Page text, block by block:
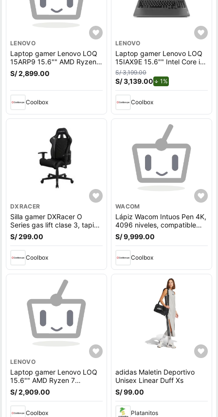
LENOVO
Laptop gamer Lenovo LOQ
15ARP9 15.6"" AMD Ryzen
5-7235HS, 512GB SSD,
12GB RAM, GeForce RTX
S/ 2,899.00
Coolbox
LENOVO
Laptop gamer Lenovo LOQ
15IAX9E 15.6"" Intel Core i5,
512GB SSD, 8GB RAM,
Windows 11 Home, gris
S/ 3,199.00
S/ 3,139.00 1%de descuento.
Coolbox
DXRACER
Silla gamer DXRacer O
Series gas lift clase 3, tapiz
cuero pu, máx. 100 kg,
inclinación 90 - 135°, negro
S/ 299.00
Coolbox
WACOM
Lápiz Wacom Intuos Pen 4K,
4096 niveles, compatible
con Wacom Intuos, One Pen
S/ 9,999.00
Coolbox
LENOVO
Laptop gamer Lenovo LOQ
15.6"" AMD Ryzen 7
7840HS, 512GB SSD, 16GB
RAM, RTX 4050 6GB, Win11
S/ 2,909.00
Coolbox
adidas Maletin Deportivo
Unisex Linear Duff Xs
S/ 99.00
Platanitos